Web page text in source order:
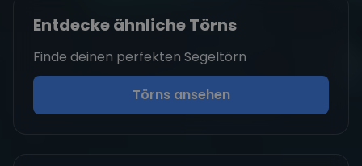
Entdecke ähnliche Törns
Finde deinen perfekten Segeltörn
Törns ansehen